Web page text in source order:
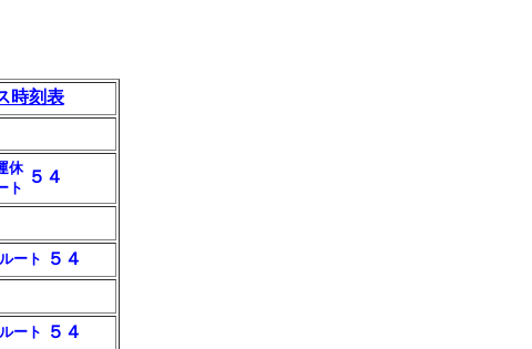
時刻表
休
ト
５４
ート
５４
ート
５４